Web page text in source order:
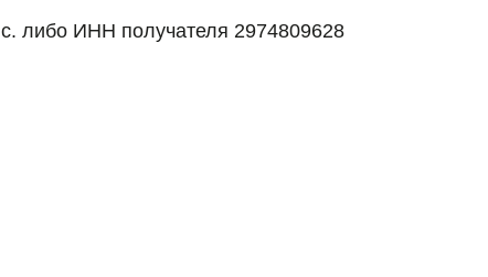
c. либо ИНН получателя 2974809628